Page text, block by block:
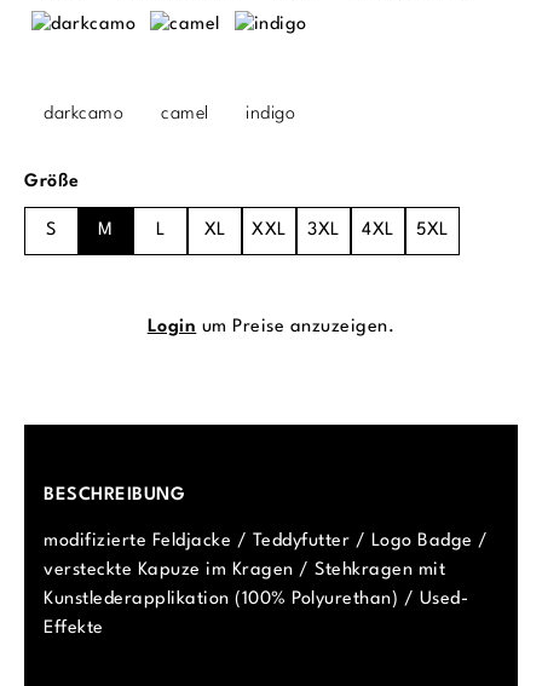
darkcamo camel indigo
Größeauswählen
S M L XL XXL 3XL 4XL 5XL
Login um Preise anzuzeigen.
BESCHREIBUNG
modifizierte Feldjacke / Teddyfutter / Logo Badge /
versteckte Kapuze im Kragen / Stehkragen mit
Kunstlederapplikation (100% Polyurethan) / Used-
Effekte